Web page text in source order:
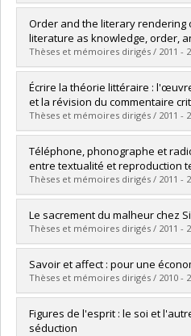
Diplômé(e) :Bélanger-Michaud,
Cycle :Doctorat
Diplôme obtenu :Ph. D.
Lien vers le document dans
Order and the literary rendering
literature as knowledge, order,
Thèses et mémoires dirigés / 2011 -
Diplômé(e) :AbdelRahim, Layla
Cycle :Doctorat
Diplôme obtenu :Ph. D.
Lien vers le document dans
Écrire la théorie littéraire :
et la révision du commentaire
Thèses et mémoires dirigés / 2011 -
Diplômé(e) :Simard, Charles
Cycle :Doctorat
Diplôme obtenu :Ph. D.
Lien vers le document dans
Téléphone, phonographe et
entre textualité et reproduction
Thèses et mémoires dirigés / 2011 -
Diplômé(e) :Reinhardt, Marc A.
Cycle : Maîtrise
Diplôme obtenu :M.A.
Lien vers le document dans
Le sacrement du malheur chez
Thèses et mémoires dirigés / 2011 -
Diplômé(e) :Poulin, Marie-Ève
Cycle : Maîtrise
Diplôme obtenu :M.A.
Lien vers le document dans
Savoir et affect : pour une
Thèses et mémoires dirigés / 2010 -
Diplômé(e) :Marion, Dominic
Cycle :Maîtrise
Figures de l'esprit : le soi et
séduction